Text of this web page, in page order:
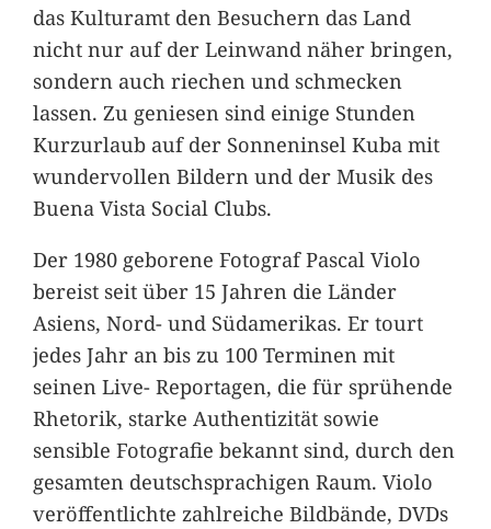
das Kulturamt den Besuchern das Land
nicht nur auf der Leinwand näher bringen,
sondern auch riechen und schmecken
lassen. Zu geniesen sind einige Stunden
Kurzurlaub auf der Sonneninsel Kuba mit
wundervollen Bildern und der Musik des
Buena Vista Social Clubs.
Der 1980 geborene Fotograf Pascal Violo
bereist seit über 15 Jahren die Länder
Asiens, Nord- und Südamerikas. Er tourt
jedes Jahr an bis zu 100 Terminen mit
seinen Live- Reportagen, die für sprühende
Rhetorik, starke Authentizität sowie
sensible Fotografie bekannt sind, durch den
gesamten deutschsprachigen Raum. Violo
veröffentlichte zahlreiche Bildbände, DVDs